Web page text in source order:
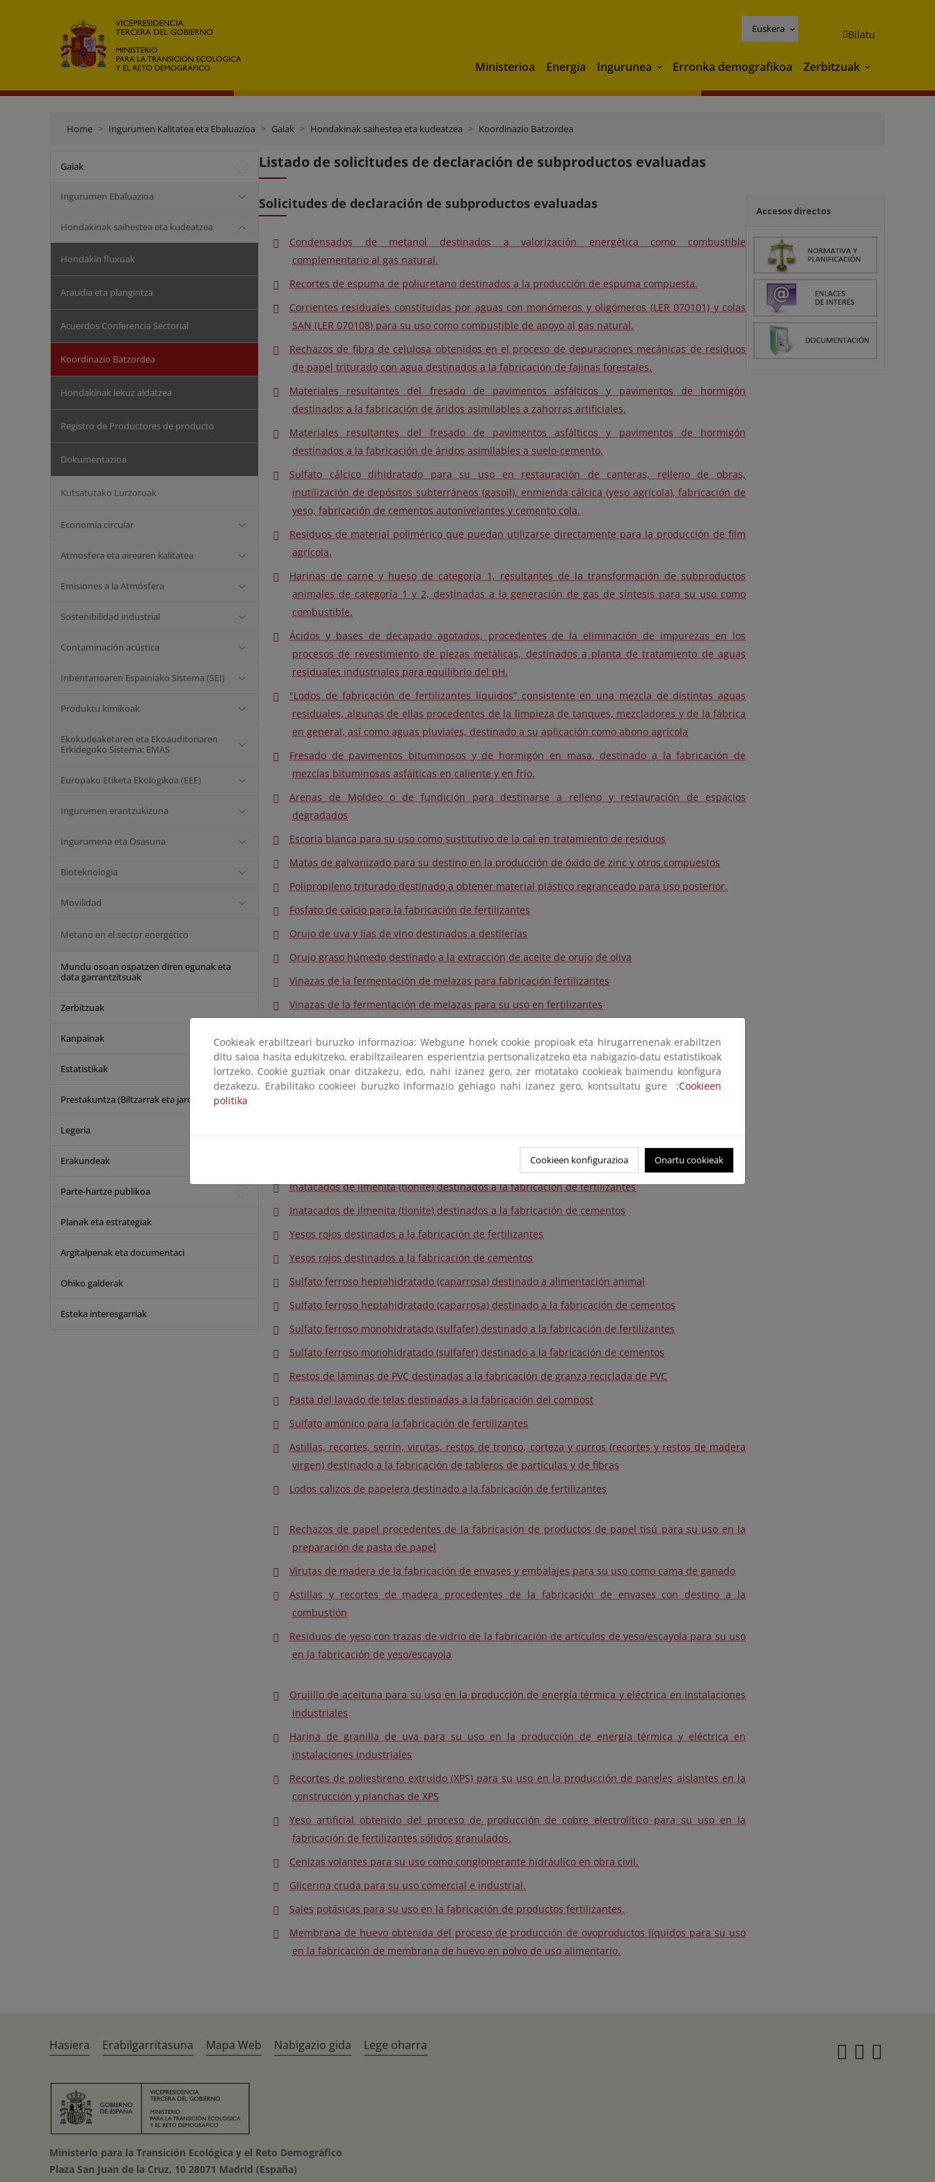
Euskera Bilatu
Ministerioa Energia Ingurunea Ingurunea
Erronka demografikoa Zerbitzuak Zerbitzuak
Home Ingurumen Kalitatea eta Ebaluazioa Gaiak Hondakinak saihestea eta kudeatzea Koordinazio Batzordea
Gaiak
Ingurumen Ebaluazioa
Hondakinak saihestea eta kudeatzea
Hondakin fluxuak
Araudia eta plangintza
Acuerdos Conferencia Sectorial
Koordinazio Batzordea
Hondakinak lekuz aldatzea
Registro de Productores de producto
Dokumentazioa
Kutsatutako Lurzoruak
Economía circular
Atmosfera eta airearen kalitatea
Emisiones a la Atmósfera
Sostenibilidad industrial
Contaminación acústica
Inbentarioaren Espainiako Sistema (SEI)
Produktu kimikoak
Ekokudeaketaren eta Ekoauditoriaren
Erkidegoko Sistema: EMAS
Europako Etiketa Ekologikoa (EEE)
Ingurumen erantzukizuna
Ingurumena eta Osasuna
Bioteknologia
Movilidad
Metano en el sector energético
Mundu osoan ospatzen diren egunak eta
data garrantzitsuak
Zerbitzuak
Kanpainak
Estatistikak
Prestakuntza (Biltzarrak eta jardunaldiak)
Legeria
Erakundeak
Parte-hartze publikoa
Planak eta estrategiak
Argitalpenak eta documentaci
Ohiko galderak
Esteka interesgarriak
Listado de solicitudes de declaración de subproductos evaluadas
Solicitudes de declaración de subproductos evaluadas
Condensados de metanol destinados a valorización energética como combustible
complementario al gas natural.
Recortes de espuma de poliuretano destinados a la producción de espuma compuesta.
Corrientes residuales constituidas por aguas con monómeros y oligómeros (LER 070101) y colas
SAN (LER 070108) para su uso como combustible de apoyo al gas natural.
Rechazos de fibra de celulosa obtenidos en el proceso de depuraciones mecánicas de residuos
de papel triturado con agua destinados a la fabricación de fajinas forestales.
Materiales resultantes del fresado de pavimentos asfálticos y pavimentos de hormigón
destinados a la fabricación de áridos asimilables a zahorras artificiales.
Materiales resultantes del fresado de pavimentos asfálticos y pavimentos de hormigón
destinados a la fabricación de áridos asimilables a suelo-cemento.
Sulfato cálcico dihidratado para su uso en restauración de canteras, relleno de obras,
inutilización de depósitos subterráneos (gasoil), enmienda cálcica (yeso agrícola), fabricación de
yeso, fabricación de cementos autonivelantes y cemento cola.
Residuos de material polimérico que puedan utilizarse directamente para la producción de film
agrícola.
Harinas de carne y hueso de categoría 1, resultantes de la transformación de subproductos
animales de categoría 1 y 2, destinadas a la generación de gas de síntesis para su uso como
combustible.
Ácidos y bases de decapado agotados, procedentes de la eliminación de impurezas en los
procesos de revestimiento de piezas metálicas, destinados a planta de tratamiento de aguas
residuales industriales para equilibrio del pH.
"Lodos de fabricación de fertilizantes líquidos” consistente en una mezcla de distintas aguas
residuales, algunas de ellas procedentes de la limpieza de tanques, mezcladores y de la fábrica
en general, así como aguas pluviales, destinado a su aplicación como abono agrícola
Fresado de pavimentos bituminosos y de hormigón en masa, destinado a la fabricación de
mezclas bituminosas asfálticas en caliente y en frío.
Arenas de Moldeo o de fundición para destinarse a relleno y restauración de espacios
degradados
Escoria blanca para su uso como sustitutivo de la cal en tratamiento de residuos
Matas de galvanizado para su destino en la producción de óxido de zinc y otros compuestos
Polipropileno triturado destinado a obtener material plástico regranceado para uso posterior.
Fosfato de calcio para la fabricación de fertilizantes
Orujo de uva y lías de vino destinados a destilerías
Orujo graso húmedo destinado a la extracción de aceite de orujo de oliva
Vinazas de la fermentación de melazas para fabricación fertilizantes
Vinazas de la fermentación de melazas para su uso en fertilizantes
Hidróxido sódico saturado en aluminio para su uso en la fabricación de aluminato sódico
Yeso artificial para su uso como regulador del fraguado en la fabricación de cemento
Ácido nítrico 60% para su uso en la fabricación de fertilizantes nitrogenados
Gomas o pastas de semilla destinadas a desdoblamiento químico
Inatacados de ilmenita (tionite) destinados a la fabricación de fertilizantes
Inatacados de ilmenita (tionite) destinados a la fabricación de cementos
Yesos rojos destinados a la fabricación de fertilizantes
Yesos rojos destinados a la fabricación de cementos
Sulfato ferroso heptahidratado (caparrosa) destinado a alimentación animal
Sulfato ferroso heptahidratado (caparrosa) destinado a la fabricación de cementos
Sulfato ferroso monohidratado (sulfafer) destinado a la fabricación de fertilizantes
Sulfato ferroso monohidratado (sulfafer) destinado a la fabricación de cementos
Restos de láminas de PVC destinadas a la fabricación de granza reciclada de PVC
Pasta del lavado de telas destinadas a la fabricación del compost
Sulfato amónico para la fabricación de fertilizantes
Astillas, recortes, serrín, virutas, restos de tronco, corteza y curros (recortes y restos de madera
virgen) destinado a la fabricación de tableros de partículas y de fibras
Lodos calizos de papelera destinado a la fabricación de fertilizantes
Rechazos de papel procedentes de la fabricación de productos de papel tisú para su uso en la
preparación de pasta de papel
Virutas de madera de la fabricación de envases y embalajes para su uso como cama de ganado
Astillas y recortes de madera procedentes de la fabricación de envases con destino a la
combustión
Residuos de yeso con trazas de vidrio de la fabricación de artículos de yeso/escayola para su uso
en la fabricación de yeso/escayola
Orujillo de aceituna para su uso en la producción de energía térmica y eléctrica en instalaciones
industriales
Harina de granilla de uva para su uso en la producción de energía térmica y eléctrica en
instalaciones industriales
Recortes de poliestireno extruido (XPS) para su uso en la producción de paneles aislantes en la
construcción y planchas de XPS
Yeso artificial obtenido del proceso de producción de cobre electrolítico para su uso en la
fabricación de fertilizantes sólidos granulados.
Cenizas volantes para su uso como conglomerante hidráulico en obra civil.
Glicerina cruda para su uso comercial e industrial.
Sales potásicas para su uso en la fabricación de productos fertilizantes.
Membrana de huevo obtenida del proceso de producción de ovoproductos líquidos para su uso
en la fabricación de membrana de huevo en polvo de uso alimentario.
Accesos directos
Cookieak erabiltzeari buruzko informazioa: Webgune honek cookie propioak eta hirugarrenenak erabiltzen
ditu saioa hasita edukitzeko, erabiltzailearen esperientzia pertsonalizatzeko eta nabigazio-datu estatistikoak
lortzeko. Cookie guztiak onar ditzakezu, edo, nahi izanez gero, zer motatako cookieak baimendu konfigura
dezakezu. Erabilitako cookieei buruzko informazio gehiago nahi izanez gero, kontsultatu gure ;Cookieen
politika
Cookieen konfigurazioa Onartu cookieak
Hasiera Erabilgarritasuna Mapa Web Nabigazio gida Lege oharra Twitter
Ministerio para la Transición Ecológica y el Reto Demográfico
Plaza San Juan de la Cruz, 10 28071 Madrid (España)